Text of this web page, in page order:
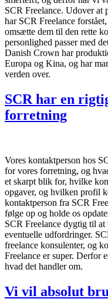
SCR Freelance. Udover at
har SCR Freelance
omsætte dem til den rette
personlighed passer med
Danish Crown har
Europa og Kina, og har
verden over.
SCR har en
forretning
Vores kontaktperson hos
for vores forretning, og
et skarpt blik for, hvilke
opgaver, og hvilken profil
kontaktperson fra SCR
følge op og holde os
SCR Freelance dygtig til
eventuelle udfordringer.
freelance konsulenter, og
Freelance er super. Derfor
hvad det handler om.
Vi vil absolut